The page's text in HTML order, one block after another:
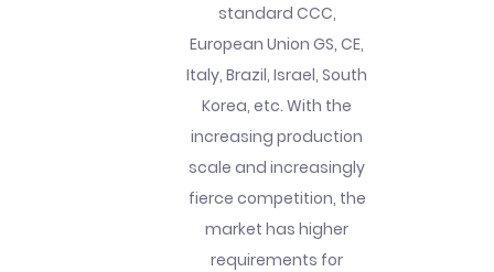
standard CCC,
European Union GS, CE,
Italy, Brazil, Israel, South
Korea, etc. With the
increasing production
scale and increasingly
fierce competition, the
market has higher
requirements for